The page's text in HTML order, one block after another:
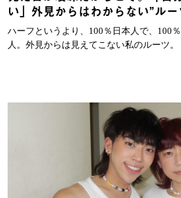
い」外見からはわからない”ル
ハーフというより、100％日本人で、100
人。外見からは見えてこない私のルーツ。